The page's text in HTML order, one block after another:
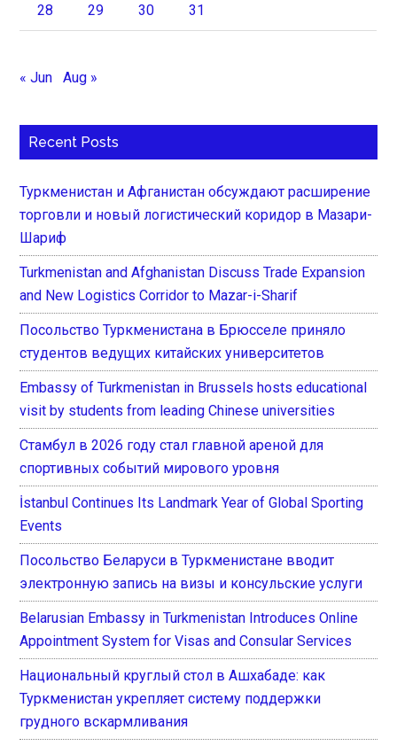
28 29 30 31
« Jun Aug »
Recent Posts
Туркменистан и Афганистан обсуждают расширение
торговли и новый логистический коридор в Мазари-
Шариф
Turkmenistan and Afghanistan Discuss Trade Expansion
and New Logistics Corridor to Mazar-i-Sharif
Посольство Туркменистана в Брюсселе приняло
студентов ведущих китайских университетов
Embassy of Turkmenistan in Brussels hosts educational
visit by students from leading Chinese universities
Стамбул в 2026 году стал главной ареной для
спортивных событий мирового уровня
İstanbul Continues Its Landmark Year of Global Sporting
Events
Посольство Беларуси в Туркменистане вводит
электронную запись на визы и консульские услуги
Belarusian Embassy in Turkmenistan Introduces Online
Appointment System for Visas and Consular Services
Национальный круглый стол в Ашхабаде: как
Туркменистан укрепляет систему поддержки
грудного вскармливания